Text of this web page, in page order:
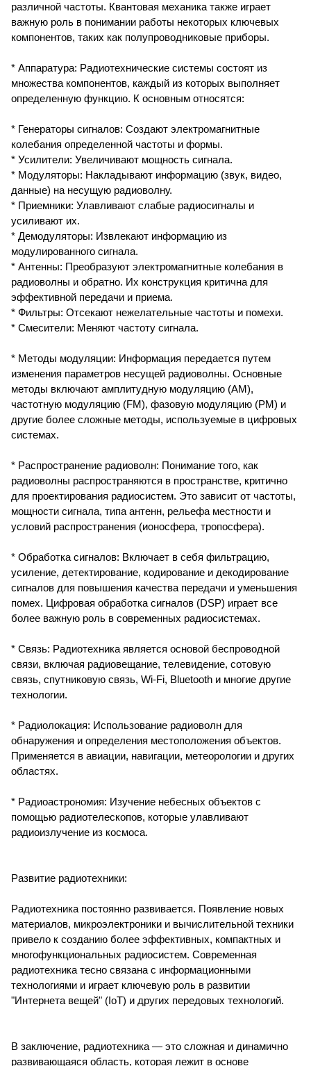
различной частоты. Квантовая механика также играет
важную роль в понимании работы некоторых ключевых
компонентов, таких как полупроводниковые приборы.
* Аппаратура: Радиотехнические системы состоят из
множества компонентов, каждый из которых выполняет
определенную функцию. К основным относятся:
* Генераторы сигналов: Создают электромагнитные
колебания определенной частоты и формы.
* Усилители: Увеличивают мощность сигнала.
* Модуляторы: Накладывают информацию (звук, видео,
данные) на несущую радиоволну.
* Приемники: Улавливают слабые радиосигналы и
усиливают их.
* Демодуляторы: Извлекают информацию из
модулированного сигнала.
* Антенны: Преобразуют электромагнитные колебания в
радиоволны и обратно. Их конструкция критична для
эффективной передачи и приема.
* Фильтры: Отсекают нежелательные частоты и помехи.
* Смесители: Меняют частоту сигнала.
* Методы модуляции: Информация передается путем
изменения параметров несущей радиоволны. Основные
методы включают амплитудную модуляцию (AM),
частотную модуляцию (FM), фазовую модуляцию (PM) и
другие более сложные методы, используемые в цифровых
системах.
* Распространение радиоволн: Понимание того, как
радиоволны распространяются в пространстве, критично
для проектирования радиосистем. Это зависит от частоты,
мощности сигнала, типа антенн, рельефа местности и
условий распространения (ионосфера, тропосфера).
* Обработка сигналов: Включает в себя фильтрацию,
усиление, детектирование, кодирование и декодирование
сигналов для повышения качества передачи и уменьшения
помех. Цифровая обработка сигналов (DSP) играет все
более важную роль в современных радиосистемах.
* Связь: Радиотехника является основой беспроводной
связи, включая радиовещание, телевидение, сотовую
связь, спутниковую связь, Wi-Fi, Bluetooth и многие другие
технологии.
* Радиолокация: Использование радиоволн для
обнаружения и определения местоположения объектов.
Применяется в авиации, навигации, метеорологии и других
областях.
* Радиоастрономия: Изучение небесных объектов с
помощью радиотелескопов, которые улавливают
радиоизлучение из космоса.
Развитие радиотехники:
Радиотехника постоянно развивается. Появление новых
материалов, микроэлектроники и вычислительной техники
привело к созданию более эффективных, компактных и
многофункциональных радиосистем. Современная
радиотехника тесно связана с информационными
технологиями и играет ключевую роль в развитии
"Интернета вещей" (IoT) и других передовых технологий.
В заключение, радиотехника — это сложная и динамично
развивающаяся область, которая лежит в основе